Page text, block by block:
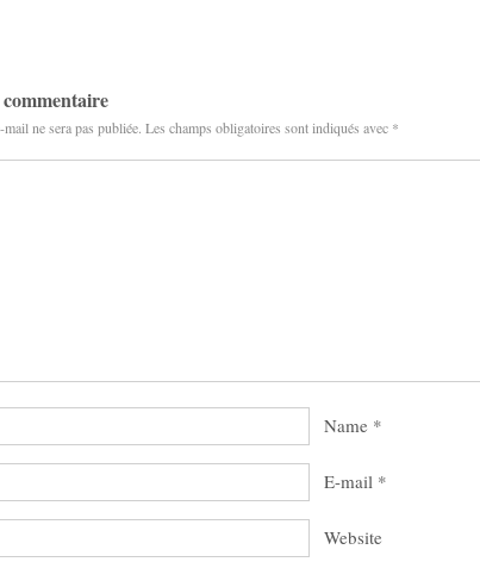
ne sera pas publiée. Les champs obligatoires sont indiqués avec *
Name *
E-mail *
Website